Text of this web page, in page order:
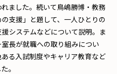
ました。続いて鳥嶋勝博・教務
支援」と題して、一人ひとりの
システムなどについて説明。ま
長が就職への取り組みについ
る入試制度やキャリア教育など
。